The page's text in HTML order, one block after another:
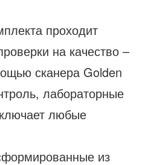
проходит
на качество –
сканера Golden
лабораторные
любые
из